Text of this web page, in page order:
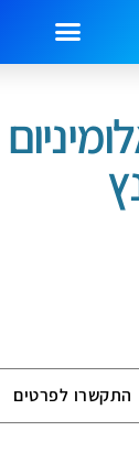
/ מזוזת אלומיניום 12 ס"מ כסף נצנץ
התקשרו לפרטים